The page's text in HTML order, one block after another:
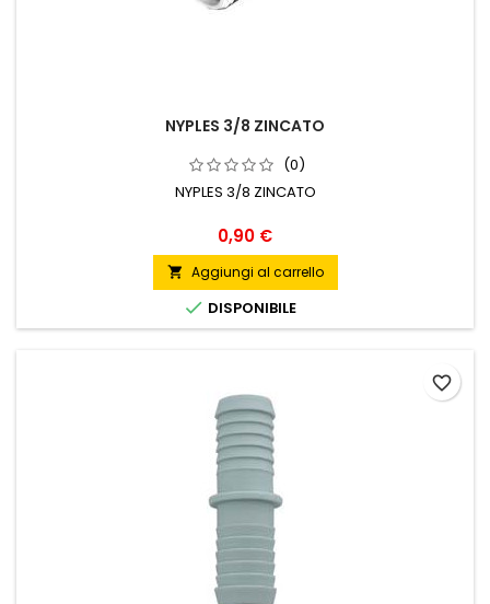
NYPLES 3/8 ZINCATO
(0)
NYPLES 3/8 ZINCATO
Prezzo
0,90 €
 Aggiungi al carrello
 DISPONIBILE
favorite_border